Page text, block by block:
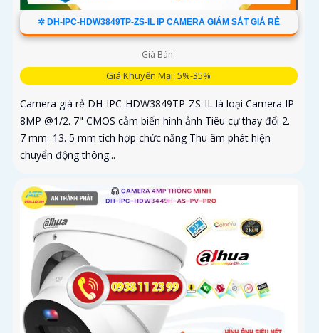
✲ DH-IPC-HDW3849TP-ZS-IL IP CAMERA GIÁM SÁT GIÁ RẺ
Giá Bán:
Giá Khuyến Mại: 5%-35%
Camera giá rẻ DH-IPC-HDW3849TP-ZS-IL là loại Camera IP
8MP @1/2. 7" CMOS cảm biến hình ảnh Tiêu cự thay đổi 2.
7 mm–13. 5 mm tích hợp chức năng Thu âm phát hiện
chuyển động thông...